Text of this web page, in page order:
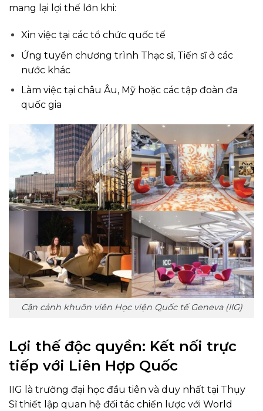
mang lại lợi thế lớn khi:
Xin việc tại các tổ chức quốc tế
Ứng tuyển chương trình Thạc sĩ, Tiến sĩ ở các
nước khác
Làm việc tại châu Âu, Mỹ hoặc các tập đoàn đa
quốc gia
Cận cảnh khuôn viên Học viện Quốc tế Geneva (IIG)
Lợi thế độc quyền: Kết nối trực
tiếp với Liên Hợp Quốc
IIG là trường đại học đầu tiên và duy nhất tại Thụy
Sĩ thiết lập quan hệ đối tác chiến lược với World